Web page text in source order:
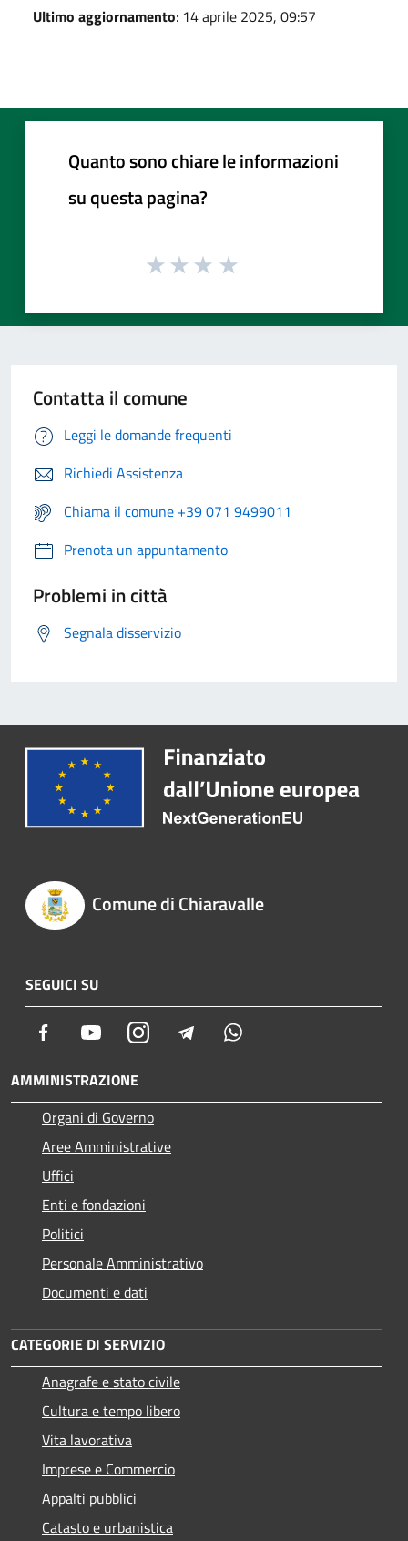
Ultimo aggiornamento: 14 aprile 2025, 09:57
Quanto sono chiare le informazioni
su questa pagina?
Contatta il comune
Leggi le domande frequenti
Richiedi Assistenza
Chiama il comune +39 071 9499011
Prenota un appuntamento
Problemi in città
Segnala disservizio
Comune di Chiaravalle
SEGUICI SU
Facebook YoutubeInstagram Telegram
AMMINISTRAZIONE
Organi di Governo
Aree Amministrative
Uffici
Enti e fondazioni
Politici
Personale Amministrativo
Documenti e dati
CATEGORIE DI SERVIZIO
Anagrafe e stato civile
Cultura e tempo libero
Vita lavorativa
Imprese e Commercio
Appalti pubblici
Catasto e urbanistica